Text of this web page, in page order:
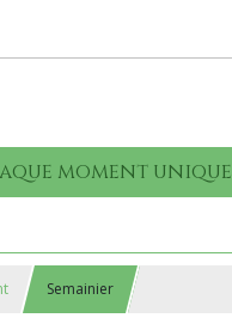
moment unique
Semainier